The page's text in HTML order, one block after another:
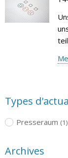
Types
Presseraum (1)
Archives